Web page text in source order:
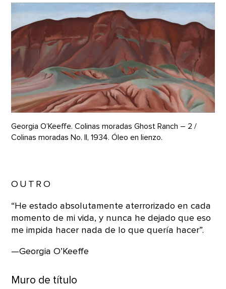
Georgia O’Keeffe. Colinas moradas Ghost Ranch – 2 /
Colinas moradas No. II, 1934. Óleo en lienzo.
OUTRO
“He estado absolutamente aterrorizado en cada
momento de mi vida, y nunca he dejado que eso
me impida hacer nada de lo que quería hacer”.
—Georgia O’Keeffe
Muro de título